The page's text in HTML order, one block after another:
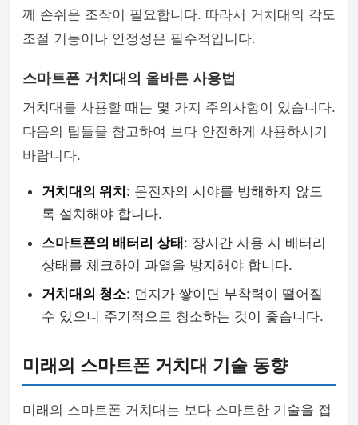
께 손쉬운 조작이 필요합니다. 따라서 거치대의 각도
조절 기능이나 안정성은 필수적입니다.
스마트폰 거치대의 올바른 사용법
거치대를 사용할 때는 몇 가지 주의사항이 있습니다.
다음의 팁들을 참고하여 보다 안전하게 사용하시기
바랍니다.
거치대의 위치 : 운전자의 시야를 방해하지 않도
록 설치해야 합니다.
스마트폰의 배터리 상태 : 장시간 사용 시 배터리
상태를 체크하여 과열을 방지해야 합니다.
거치대의 청소: 먼지가 쌓이면 부착력이 떨어질
수 있으니 주기적으로 청소하는 것이 좋습니다.
미래의 스마트폰 거치대 기술 동향
미래의 스마트폰 거치대는 보다 스마트한 기술을 접